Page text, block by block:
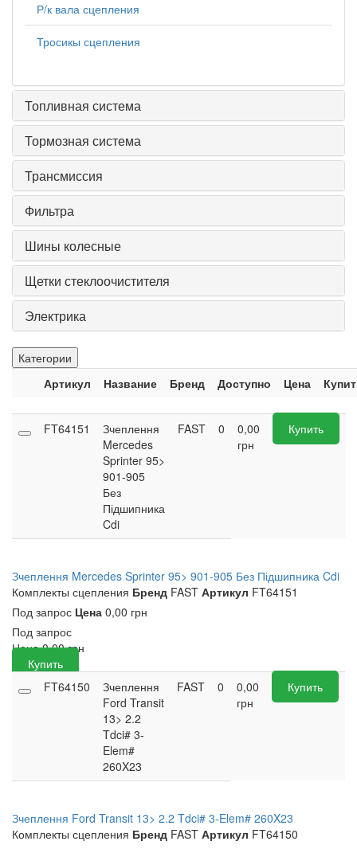
Р/к вала сцепления
Тросикы сцепления
Топливная система
Тормозная система
Трансмиссия
Фильтра
Шины колесные
Щетки стеклоочистителя
Электрика
Категории
Артикул
Название Бренд Доступно Цена
FT64151
Зчеплення
Mercedes
Sprinter 95>
901-905
Без
Підшипника
Cdi
FAST 0
0,00
грн
Купить
Зчеплення Mercedes Sprinter 95> 901-905 Без Підшипника Cdi
Комплекты сцепления Бренд FAST Артикул FT64151
Под запрос Цена 0,00 грн
Под запрос
Цена 0,00грн
Купить
FT64150
Зчеплення
Ford Transit
13> 2.2
Tdci# 3-
Elem#
260X23
FAST 0
0,00
грн
Купить
Зчеплення Ford Transit 13> 2.2 Tdci# 3-Elem# 260X23
Комплекты сцепления Бренд FAST Артикул FT64150